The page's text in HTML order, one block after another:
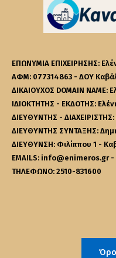
ΕΠΩΝΥΜΙΑ ΕΠΙΧΕΙΡΗΣΗΣ:
ΑΦΜ: 077314863 - ΔΟΥ
ΔΙΚΑΙΟΥΧΟΣ DOMAIN NAME:
ΙΔΙΟΚΤΗΤΗΣ - ΕΚΔΟΤΗΣ:
ΔΙΕΥΘΥΝΤΗΣ -
ΔΙΕΥΘΥΝΤΗΣ ΣΥΝΤΑΞΗΣ:
ΔΙΕΥΘΥΝΣΗ: Φιλίππου 1 -
EMAILS: info@enimeros.gr
ΤΗΛΕΦΩΝΟ: 2510-831600